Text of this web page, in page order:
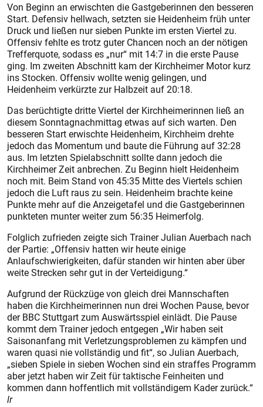
Von Beginn an erwischten die Gastgeberinnen den besseren
Start. Defensiv hellwach, setzten sie Heidenheim früh unter
Druck und ließen nur sieben Punkte im ersten Viertel zu.
Offensiv fehlte es trotz guter Chancen noch an der nötigen
Trefferquote, sodass es „nur“ mit 14:7 in die erste Pause
ging. Im zweiten Abschnitt kam der Kirchheimer Motor kurz
ins Stocken. Offensiv wollte wenig gelingen, und
Heidenheim verkürzte zur Halbzeit auf 20:18.
Das berüchtigte dritte Viertel der Kirchheimerinnen ließ an
diesem Sonntagnachmittag etwas auf sich warten. Den
besseren Start erwischte Heidenheim, Kirchheim drehte
jedoch das Momentum und baute die Führung auf 32:28
aus. Im letzten Spielabschnitt sollte dann jedoch die
Kirchheimer Zeit anbrechen. Zu Beginn hielt Heidenheim
noch mit. Beim Stand von 45:35 Mitte des Viertels schien
jedoch die Luft raus zu sein. Heidenheim brachte keine
Punkte mehr auf die Anzeigetafel und die Gastgeberinnen
punkteten munter weiter zum 56:35 Heimerfolg.
Folglich zufrieden zeigte sich Trainer Julian Auerbach nach
der Partie: „Offensiv hatten wir heute einige
Anlaufschwierigkeiten, dafür standen wir hinten aber über
weite Strecken sehr gut in der Verteidigung.“
Aufgrund der Rückzüge von gleich drei Mannschaften
haben die Kirchheimerinnen nun drei Wochen Pause, bevor
der BBC Stuttgart zum Auswärtsspiel einlädt. Die Pause
kommt dem Trainer jedoch entgegen „Wir haben seit
Saisonanfang mit Verletzungsproblemen zu kämpfen und
waren quasi nie vollständig und fit“, so Julian Auerbach,
„sieben Spiele in sieben Wochen sind ein straffes Programm
aber jetzt haben wir Zeit für taktische Feinheiten und
kommen dann hoffentlich mit vollständigem Kader zurück.“
lr